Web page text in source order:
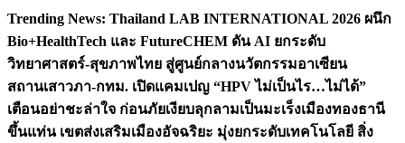
Skip
content
Trending News: Thailand LAB INTERNATIONAL 2026 ผนึก
Bio+HealthTech และ FutureCHEM ดัน AI ยกระดับ
วิทยาศาสตร์-สุขภาพไทย สู่ศูนย์กลางนวัตกรรมอาเซียน
สถานเสาวภา-กทม. เปิดแคมเปญ “HPV ไม่เป็นไร…ไม่ได้”
เตือนอย่าชะล่าใจ ก่อนภัยเงียบลุกลามเป็นมะเร็งเมืองทองธานี
ขึ้นแท่น เขตส่งเสริมเมืองอัจฉริยะ มุ่งยกระดับเทคโนโลยี สิ่ง